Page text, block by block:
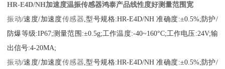
HR-E4D/NH加速度温振传感器鸿泰产品线性度好测量范围宽
振动/速度/加速度传感器,型号规格:HR-E4D/NH 准确度:±0.5%;防护/
防爆等级:IP67;测量范围:±0.5g;工作温度:-40~160°C;工作电压:24V;输
出信号:4-20MA;
振动/速度/加速度传感器,型号规格:HR-E4D/NH 准确度:±0.5%;防护/